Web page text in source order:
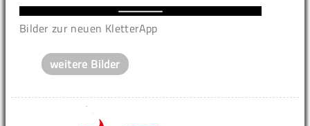
Bilder zur neuen KletterApp
weitere Bilder